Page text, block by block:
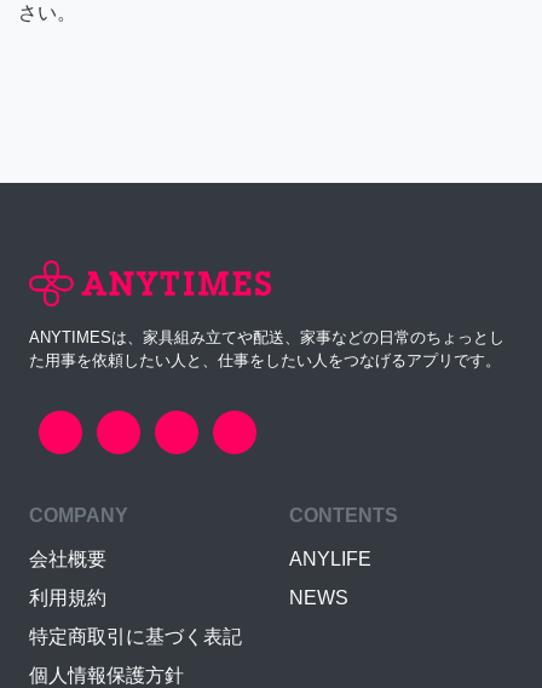
さい。
ANYTIMESは、家具組み立てや配送、家事などの日常のちょっとし
た用事を依頼したい人と、仕事をしたい人をつなげるアプリです。
COMPANY
会社概要
利用規約
特定商取引に基づく表記
個人情報保護方針
CONTENTS
ANYLIFE
NEWS